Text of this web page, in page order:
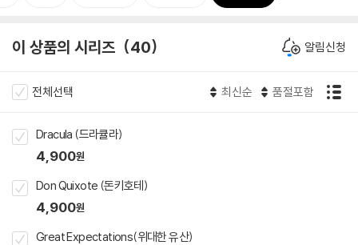
이 상품의 시리즈 40 알림신청
전체선택 최신순 품절포함
Dracula (드라큘라)
4,900원
Don Quixote (돈키호테)
4,900원
Great Expectations(위대한 유산)